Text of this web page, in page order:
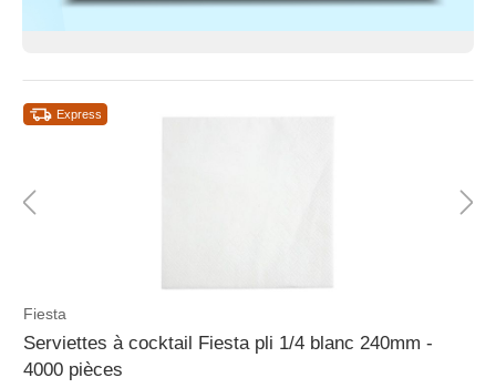
Express
Fiesta
Serviettes à cocktail Fiesta pli 1/4 blanc 240mm -
4000 pièces